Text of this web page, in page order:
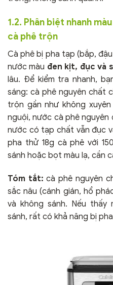
1.2. Phân biệt nhanh
cà phê trộn
Cà phê bị pha tạp (bắp,
nước màu đen kịt, đục và
lâu. Để kiểm tra nhanh,
sáng: cà phê nguyên chất
trộn gần như không
nguội, nước cà phê
nước có tạp chất vẫn đục
pha thử 18g cà phê với
sánh hoặc bọt màu lạ, cần
Tóm tắt: cà phê nguyên
sắc nâu (cánh gián, hổ
và không sánh. Nếu thấy
sánh, rất có khả năng bị